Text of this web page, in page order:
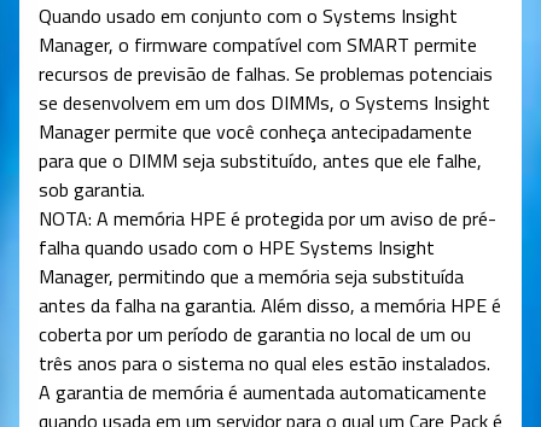
Quando usado em conjunto com o Systems Insight
Manager, o firmware compatível com SMART permite
recursos de previsão de falhas. Se problemas potenciais
se desenvolvem em um dos DIMMs, o Systems Insight
Manager permite que você conheça antecipadamente
para que o DIMM seja substituído, antes que ele falhe,
sob garantia.
NOTA: A memória HPE é protegida por um aviso de pré-
falha quando usado com o HPE Systems Insight
Manager, permitindo que a memória seja substituída
antes da falha na garantia. Além disso, a memória HPE é
coberta por um período de garantia no local de um ou
três anos para o sistema no qual eles estão instalados.
A garantia de memória é aumentada automaticamente